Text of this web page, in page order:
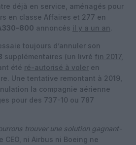
déjà en service, aménagés pour
en classe Affaires et 277 en
800 annoncés il y a un an.
toujours d’annuler son
supplémentaires (un livré fin 2017,
été ré-autorisé à voler en
Une tentative remontant à 2019,
la compagnie aérienne
pour des 737-10 ou 787
trouver une solution gagnant-
CEO, ni Airbus ni Boeing ne